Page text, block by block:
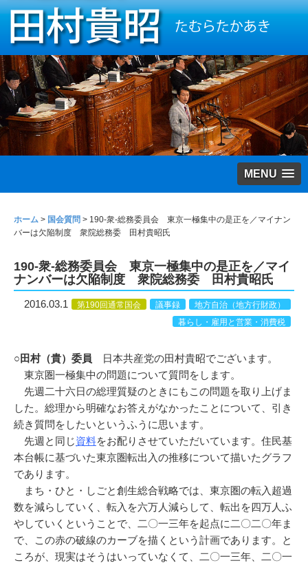
MENU
ホーム > 国会質問 > 190-衆-総務委員会 東京一極集中の是正を／マイナン
バーは欠陥制度 衆院総務委 田村貴昭氏
190-衆-総務委員会 東京一極集中の是正を／マイ
ナンバーは欠陥制度 衆院総務委 田村貴昭氏
2016.03.1 第190回通常国会 議事録
地方自治（地方行財政）
暮らし・雇用と営業・消費税
○田村（貴）委員 日本共産党の田村貴昭でございます。
東京圏一極集中の問題について質問をします。
先週二十六日の総理質疑のときにもこの問題を取り上げま
した。総理から明確なお答えがなかったことについて、引き
続き質問をしたいというふうに思います。
先週と同じ資料をお配りさせていただいています。住民基
本台帳に基づいた東京圏転出入の推移について描いたグラフ
であります。
まち・ひと・しごと創生総合戦略では、東京圏の転入超過
数を減らしていく、転入を六万人減らして、転出を四万人ふ
やしていくということで、二〇一三年を起点に二〇二〇年ま
で、この赤の破線のカーブを描くという計画であります。と
ころが、現実はそうはいっていなくて、二〇一三年、二〇一